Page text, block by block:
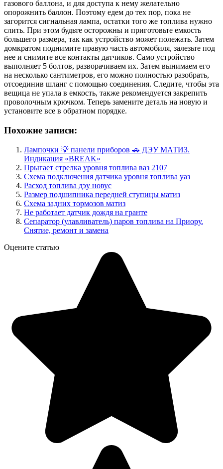
газового баллона, и для доступа к нему желательно
опорожнить баллон. Поэтому едем до тех пор, пока не
загорится сигнальная лампа, остатки того же топлива нужно
слить. При этом будьте осторожны и приготовьте емкость
большего размера, так как устройство может полежать. Затем
домкратом поднимите правую часть автомобиля, залезьте под
нее и снимите все контакты датчиков. Само устройство
выполняет 5 болтов, разворачиваем их. Затем вынимаем его
на несколько сантиметров, его можно полностью разобрать,
отсоединив шланг с помощью соединения. Следите, чтобы эта
вещица не упала в емкость, также рекомендуется закрепить
проволочным крючком. Теперь замените деталь на новую и
установите все в обратном порядке.
Похожие записи:
Лампочки 💡 панели приборов 🚗 ДЭУ МАТИЗ.
Индикация «BREAK»
Прыгает стрелка уровня топлива ваз 2107
Схема подключения датчика уровня топлива уаз
Расход топлива дэу новус
Размер подшипника передней ступицы матиз
Схема задних тормозов матиз
Не работает датчик дождя на гранте
Сепаратор (улавливатель) паров топлива на Приору.
Снятие, ремонт и замена
Оцените статью